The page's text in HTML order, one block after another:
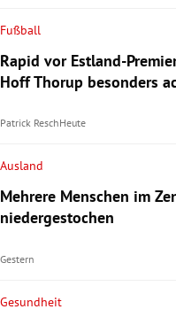
Fußball
Rapid vor Estland-
Hoff Thorup besonders
Patrick ReschHeute
Ausland
Mehrere Menschen im
niedergestochen
Gestern
Gesundheit